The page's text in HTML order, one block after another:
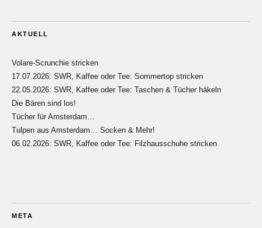
AKTUELL
Volare-Scrunchie stricken
17.07.2026: SWR, Kaffee oder Tee: Sommertop stricken
22.05.2026: SWR, Kaffee oder Tee: Taschen & Tücher häkeln
Die Bären sind los!
Tücher für Amsterdam…
Tulpen aus Amsterdam… Socken & Mehr!
06.02.2026: SWR, Kaffee oder Tee: Filzhausschuhe stricken
META